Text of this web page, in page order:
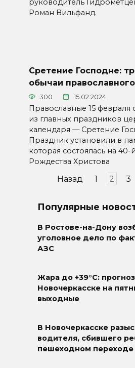
руководитель
Роман Вильфанд.
Сретение Господне:
обычаи
300 15.02.2024
Православные 15 февраля
из главных праздников
календаря — Сретение
Праздник установили в
которая состоялась на 40-
Рождества Христова
ПагинацияНазад 1 2 3
Популярные
В Ростове-на-Дону
уголовное дело по
АЗС
Жара до +39°C:
Новочеркасске на
выходные
В Новочеркасске
водителя, сбившего
пешеходном переходе